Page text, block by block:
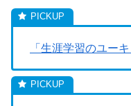
「生涯学習のユー